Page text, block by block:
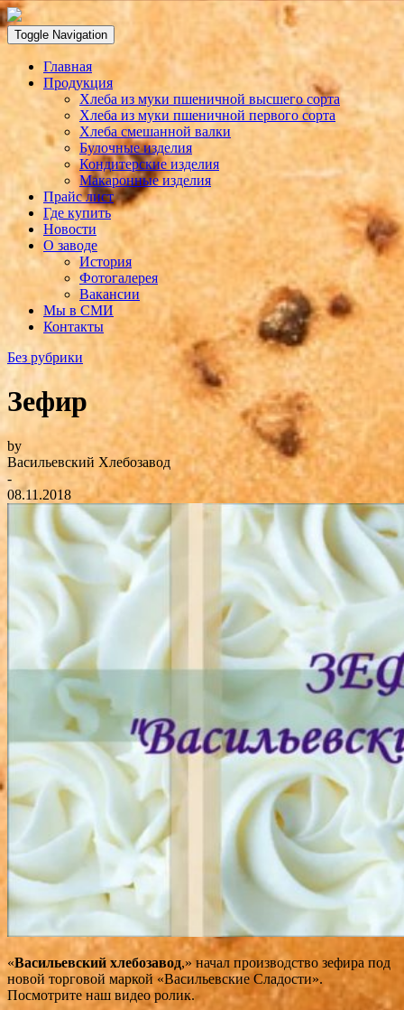
Toggle Navigation
Главная
Продукция
Хлеба из муки пшеничной высшего сорта
Хлеба из муки пшеничной первого сорта
Хлеба смешанной валки
Булочные изделия
Кондитерские изделия
Макаронные изделия
Прайс лист
Где купить
Новости
О заводе
История
Фотогалерея
Вакансии
Мы в СМИ
Контакты
Без рубрики
Зефир
by
Васильевский Хлебозавод
-
08.11.2018
«Васильевский хлебозавод,» начал производство зефира под
новой торговой маркой «Васильевские Сладости».
Посмотрите наш видео ролик.